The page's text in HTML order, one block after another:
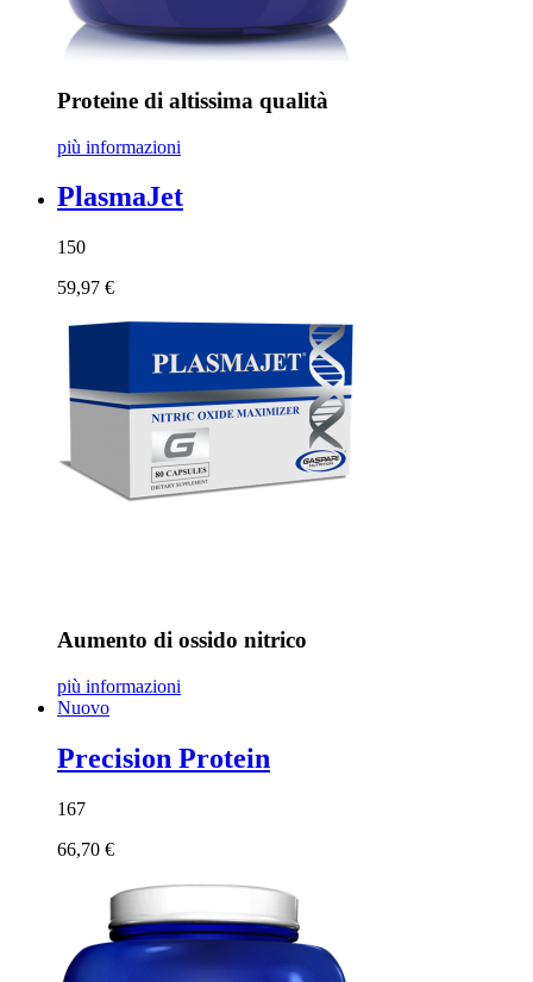
Proteine di altissima qualità
più informazioni
PlasmaJet
150
59,97 €
Aumento di ossido nitrico
più informazioni
Nuovo
Precision Protein
167
66,70 €